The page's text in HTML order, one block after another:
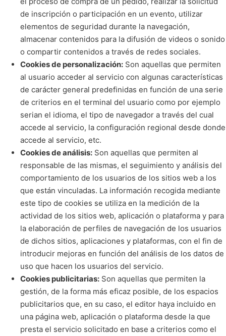
de inscripción o participación en un evento, utilizar
elementos de seguridad durante la navegación,
almacenar contenidos para la difusión de videos o sonido
o compartir contenidos a través de redes sociales.
Cookies de personalización: Son aquellas que permiten
al usuario acceder al servicio con algunas características
de carácter general predefinidas en función de una serie
de criterios en el terminal del usuario como por ejemplo
serian el idioma, el tipo de navegador a través del cual
accede al servicio, la configuración regional desde donde
accede al servicio, etc.
Cookies de análisis: Son aquellas que permiten al
responsable de las mismas, el seguimiento y análisis del
comportamiento de los usuarios de los sitios web a los
que están vinculadas. La información recogida mediante
este tipo de cookies se utiliza en la medición de la
actividad de los sitios web, aplicación o plataforma y para
la elaboración de perfiles de navegación de los usuarios
de dichos sitios, aplicaciones y plataformas, con el fin de
introducir mejoras en función del análisis de los datos de
uso que hacen los usuarios del servicio.
Cookies publicitarias: Son aquellas que permiten la
gestión, de la forma más eficaz posible, de los espacios
publicitarios que, en su caso, el editor haya incluido en
una página web, aplicación o plataforma desde la que
presta el servicio solicitado en base a criterios como el